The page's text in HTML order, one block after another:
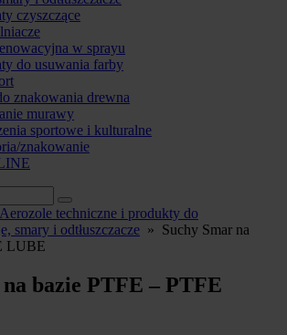
czyszczące
w sprayu
do usuwania farby
znakowania drewna
murawy
sportowe i kulturalne
znakowanie
Aerozole techniczne i produkty do
smary i odtłuszczacze » Suchy Smar na
LUBE
bazie PTFE – PTFE